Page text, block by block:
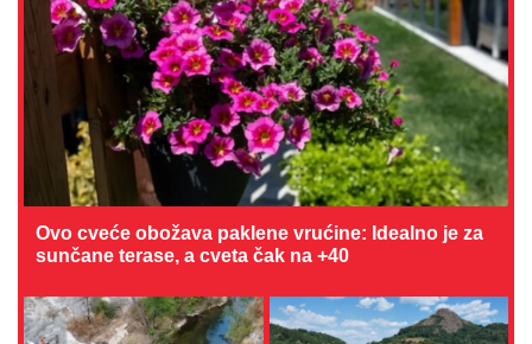
Ovo cveće obožava paklene vrućine: Idealno je za
sunčane terase, a cveta čak na +40